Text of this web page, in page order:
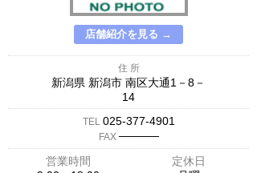
店舗紹介を見る →
住 所
新潟県 新潟市 南区大通1－8－
14
TEL 025-377-4901
FAX ─────
営業時間
定休日